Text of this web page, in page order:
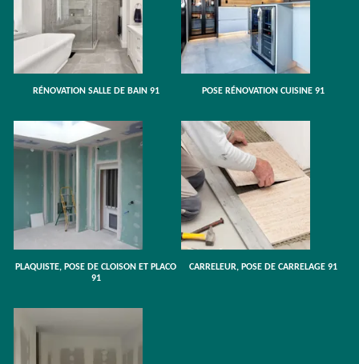
RÉNOVATION SALLE DE BAIN 91 POSE RÉNOVATION CUISINE 91
PLAQUISTE, POSE DE CLOISON ET PLACO
91
CARRELEUR, POSE DE CARRELAGE 91